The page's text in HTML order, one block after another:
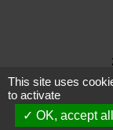
This site uses
to activate
OK, accept all